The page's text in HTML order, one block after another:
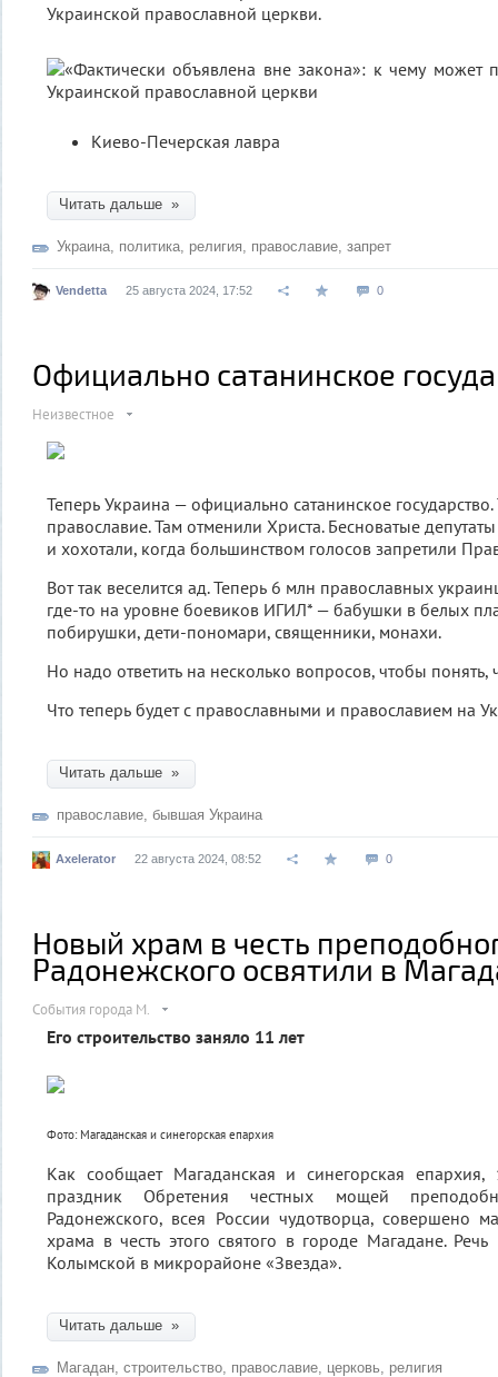
Украинской православной церкви.
Киево-Печерская лавра
Читать дальше »
Украина политика религия православие запрет
Vendetta 25 августа 2024, 17:52 0
Официально сатанинское
Неизвестное
Теперь Украина — официально сатанинское
православие. Там отменили Христа. Бесноватые
и хохотали, когда большинством голосов запретили
Вот так веселится ад. Теперь 6 млн православных
где-то на уровне боевиков ИГИЛ* — бабушки в белых
побирушки, дети-пономари, священники, монахи.
Но надо ответить на несколько вопросов, чтобы понять,
Что теперь будет с православными и православием на
Читать дальше »
православие бывшая Украина
Axelerator 22 августа 2024, 08:52 0
Новый храм в честь
Радонежского освятили в
События города М.
Его строительство заняло 11 лет
Фото: Магаданская и синегорская епархия
Как сообщает Магаданская и синегорская
праздник Обретения честных мощей
Радонежского, всея России чудотворца, совершено
храма в честь этого святого в городе Магадане.
Колымской в микрорайоне «Звезда».
Читать дальше »
Магадан строительство православие церковь религия